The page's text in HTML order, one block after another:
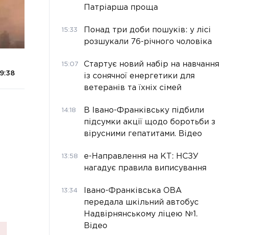
Патріарша проща
15:33
Понад три доби пошуків: у лісі
розшукали 76-річного чоловіка
15:07
Стартує новий набір на навчання
із сонячної енергетики для
ветеранів та їхніх сімей
14:18
В Івано-Франківську підбили
підсумки акції щодо боротьби з
вірусними гепатитами. Відео
13:58
е-Направлення на КТ: НСЗУ
нагадує правила виписування
13:34
Івано-Франківська ОВА
передала шкільний автобус
Надвірнянському ліцею №1.
Відео